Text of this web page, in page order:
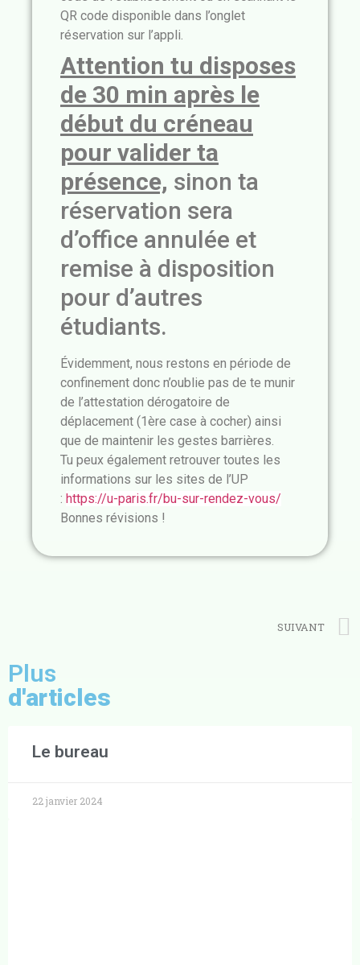
QR code disponible dans l’onglet
réservation sur l’appli.
Attention tu disposes
de 30 min après le
début du créneau
pour valider ta
présence, sinon ta
réservation sera
d’office annulée et
remise à disposition
pour d’autres
étudiants.
Évidemment, nous restons en période de
confinement donc n’oublie pas de te munir
de l’attestation dérogatoire de
déplacement (1ère case à cocher) ainsi
que de maintenir les gestes barrières.
Tu peux également retrouver toutes les
informations sur les sites de l’UP
: https://u-paris.fr/bu-sur-rendez-vous/
Bonnes révisions !
SUIVANT
Plus
d'articles
Le bureau
22 janvier 2024